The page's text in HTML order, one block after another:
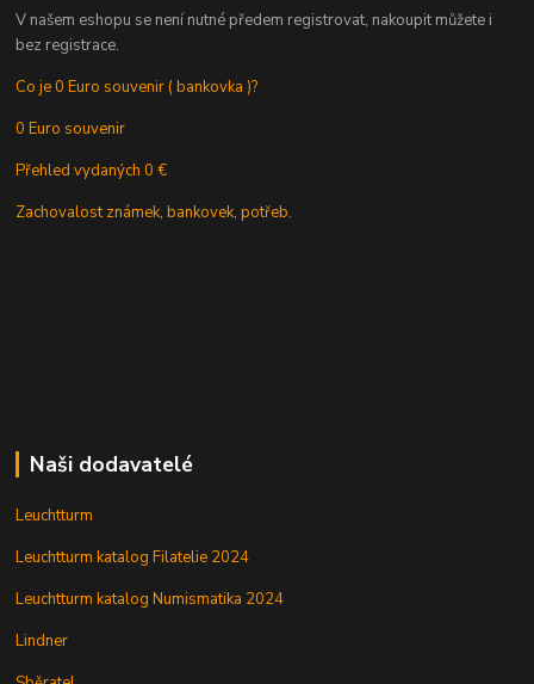
V našem eshopu se není nutné předem registrovat, nakoupit můžete i
bez registrace.
Co je 0 Euro souvenir ( bankovka )?
0 Euro souvenir
Přehled vydaných 0 €
Zachovalost známek, bankovek, potřeb.
Naši dodavatelé
Leuchtturm
Leuchtturm katalog Filatelie 2024
Leuchtturm katalog Numismatika 2024
Lindner